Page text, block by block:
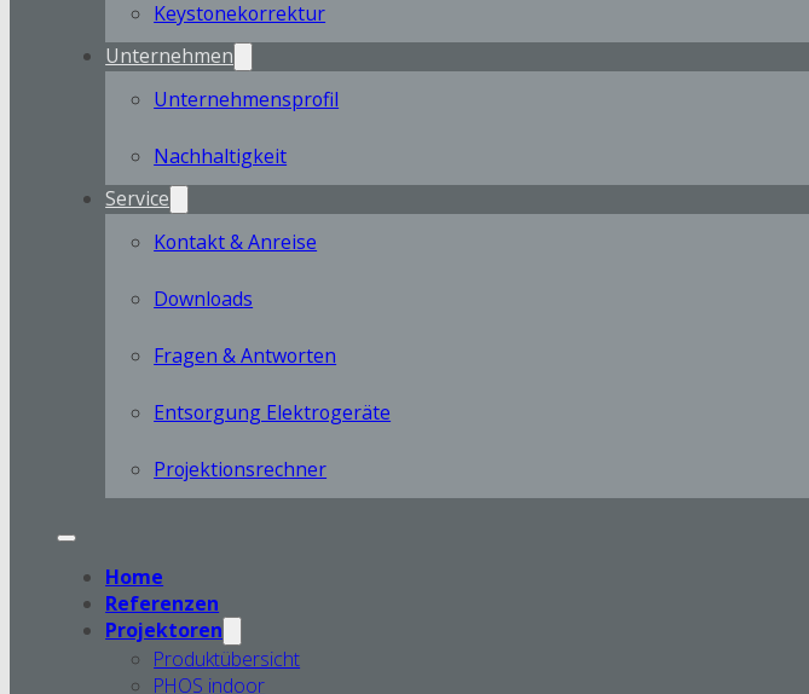
Keystonekorrektur
Unternehmen
Unternehmensprofil
Nachhaltigkeit
Service
Kontakt & Anreise
Downloads
Fragen & Antworten
Entsorgung Elektrogeräte
Projektionsrechner
Home
Referenzen
Projektoren
Produktübersicht
PHOS indoor